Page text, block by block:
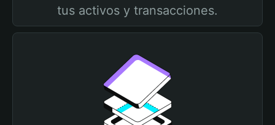
tus activos y transacciones.